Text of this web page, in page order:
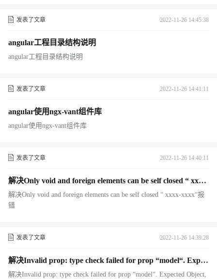
发表了文章 2022-11-26 14:45:38
angular工程目录结构说明
angular工程目录结构说明
发表了文章 2022-11-26 14:41:11
angular使用ngx-vant组件库
angular使用ngx-vant组件库
发表了文章 2022-11-26 14:40:11
解决Only void and foreign elements can be self closed “ xxxx-
xxxx“报错
解决Only void and foreign elements can be self closed “ xxxx-xxxx“报
错
发表了文章 2022-11-26 14:39:28
解决Invalid prop: type check failed for prop “model“. Expec
ted Object, got Array问题
解决Invalid prop: type check failed for prop “model“. Expected Object,